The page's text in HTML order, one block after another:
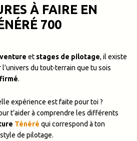
À FAIRE EN
700
et stages de pilotage, il existe
du tout-terrain que tu sois
.
expérience est faite pour toi ?
t’aider à comprendre les différents
Ténéré qui correspond à ton
de pilotage.